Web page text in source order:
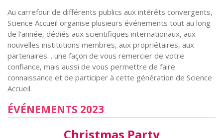
Au carrefour de différents publics aux intérêts convergents,
Science Accueil organise plusieurs événements tout au long
de l’année, dédiés aux scientifiques internationaux, aux
nouvelles institutions membres, aux propriétaires, aux
partenaires. . une façon de vous remercier de votre
confiance, mais aussi de vous permettre de faire
connaissance et de participer à cette génération de Science
Accueil.
ÉVÉNEMENTS 2023
Christmas Party